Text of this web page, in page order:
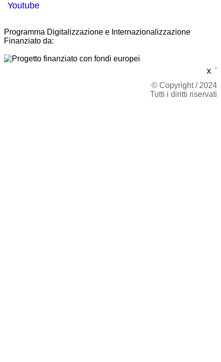
x
Youtube
Programma Digitalizzazione e Internazionalizzazione
Finanziato da:
-
© Copyright / 2024
Tutti i diritti riservati